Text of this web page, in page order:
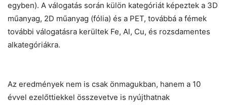
egyben). A válogatás során külön kategóriát képeztek a 3D
műanyag, 2D műanyag (fólia) és a PET, továbbá a fémek
további válogatásra kerültek Fe, Al, Cu, és rozsdamentes
alkategóriákra.
Az eredmények nem is csak önmagukban, hanem a 10
évvel ezelőttiekkel összevetve is nyújthatnak